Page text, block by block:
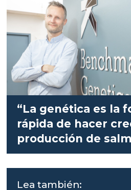
“La genética es la
rápida de hacer
producción de
Lea también: